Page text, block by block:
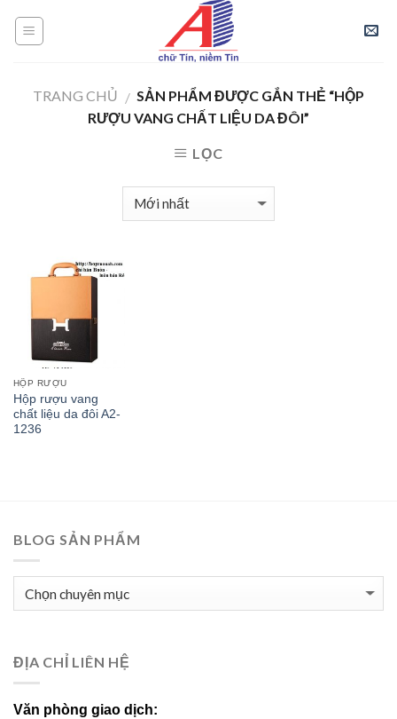
TRANG CHỦ / SẢN PHẨM ĐƯỢC GẮN THẺ “HỘP
RƯỢU VANG CHẤT LIỆU DA ĐÔI”
LỌC
HỘP RƯỢU
Hộp rượu vang
chất liệu da đôi A2-
1236
BLOG SẢN PHẨM
BLOG
SẢN
ĐỊA CHỈ LIÊN HỆ
Văn phòng giao dịch: